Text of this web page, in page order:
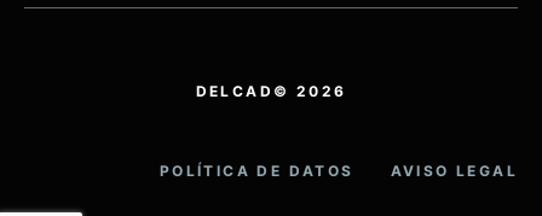
DELCAD© 2026
POLÍTICA DE DATOS AVISO LEGAL